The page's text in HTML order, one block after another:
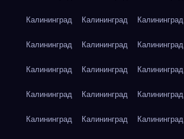
Калининград Калининград Калининград
Калининград Калининград Калининград
Калининград Калининград Калининград
Калининград Калининград Калининград
Калининград Калининград Калининград